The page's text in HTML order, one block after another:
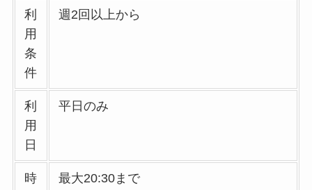
利
用
条
件
週2回以上から
利
用
日
平日のみ
時
最大20:30まで